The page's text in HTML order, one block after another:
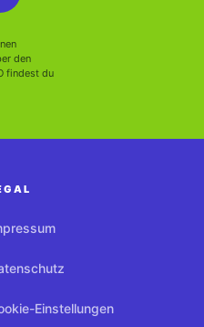
den
findest du
Einstellungen